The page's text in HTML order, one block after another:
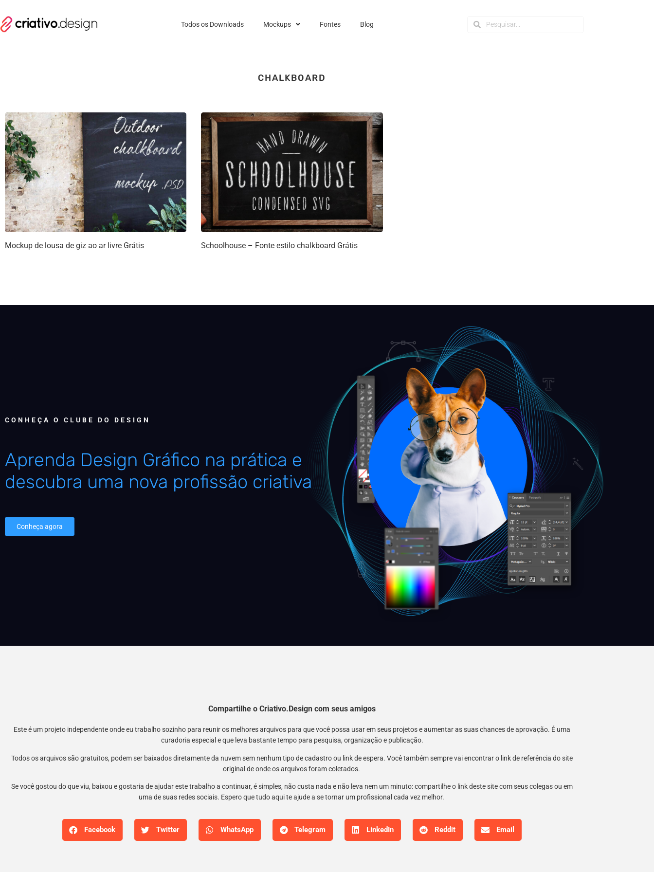
Todos os Downloads Mockups Fontes Blog
CHALKBOARD
Mockup de lousa de giz ao ar livre Grátis Schoolhouse – Fonte estilo chalkboard Grátis
CONHEÇA O CLUBE DO DESIGN
Aprenda Design Gráfico na prática e
descubra uma nova profissão criativa
Conheça agora
Compartilhe o Criativo.Design com seus amigos
Este é um projeto independente onde eu trabalho sozinho para reunir os melhores arquivos para que você possa usar em seus projetos e aumentar as suas chances de aprovação. É uma
curadoria especial e que leva bastante tempo para pesquisa, organização e publicação.
Todos os arquivos são gratuitos, podem ser baixados diretamente da nuvem sem nenhum tipo de cadastro ou link de espera. Você também sempre vai encontrar o link de referência do site
original de onde os arquivos foram coletados.
Se você gostou do que viu, baixou e gostaria de ajudar este trabalho a continuar, é simples, não custa nada e não leva nem um minuto: compartilhe o link deste site com seus colegas ou em
uma de suas redes sociais. Espero que tudo aqui te ajude a se tornar um profissional cada vez melhor.
Facebook Twitter WhatsApp Telegram LinkedIn Reddit Email